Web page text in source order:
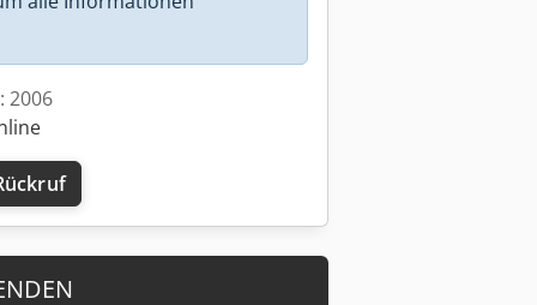
Mehr Bilder anfragen
2006